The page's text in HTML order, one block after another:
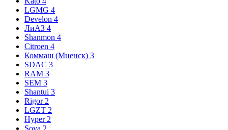
LGMG 4
Develon 4
ЛиАЗ 4
Shanmon 4
Citroen 4
Коммаш (Мценск) 3
SDAC 3
RAM 3
SEM 3
Shantui 3
Rigor 2
LGZT 2
Hyper 2
Sova 2